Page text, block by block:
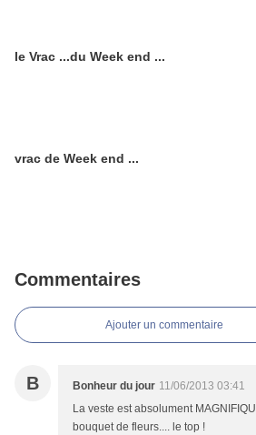
le Vrac ...du Week end ...
vrac de Week end ...
Commentaires
Ajouter un commentaire
B Bonheur du jour 11/06/2013 03:41
La veste est absolument
bouquet de fleurs.... le top !